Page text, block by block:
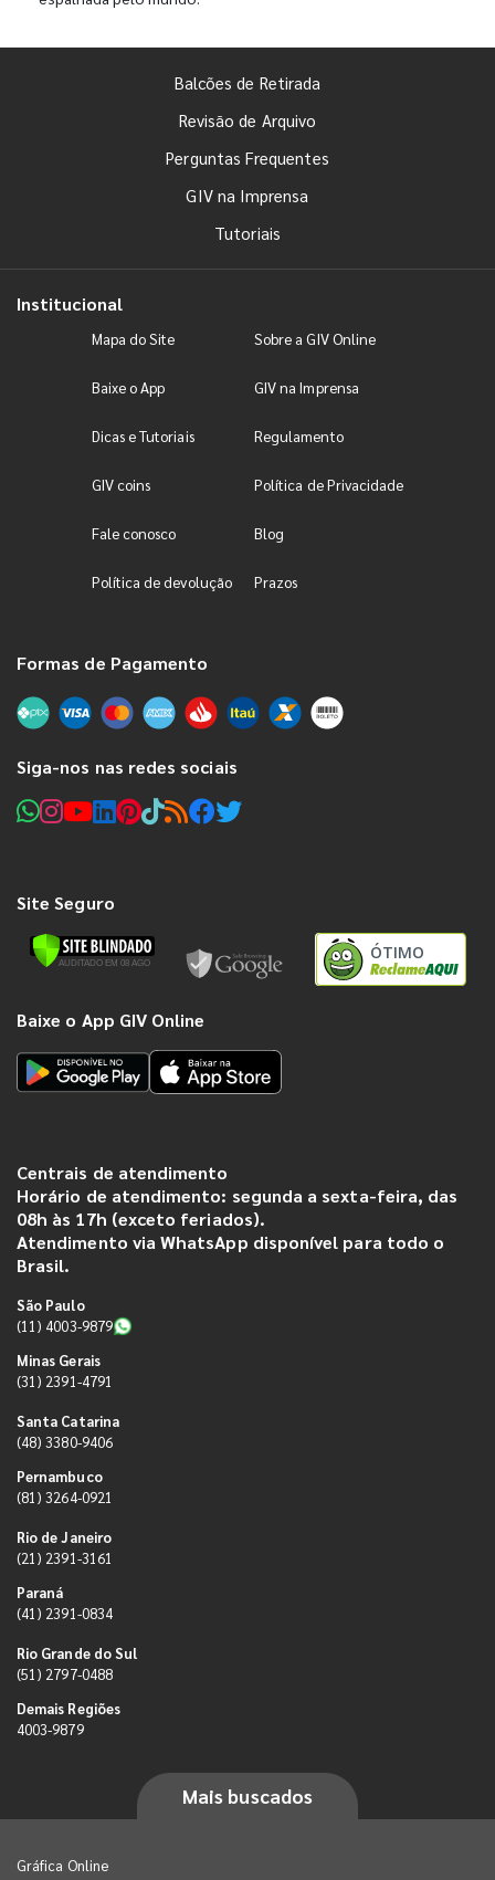
Balcões de Retirada
Revisão de Arquivo
Perguntas Frequentes
GIV na Imprensa
Tutoriais
Institucional
Mapa do Site Sobre a GIV Online
Baixe o App GIV na Imprensa
Dicas e Tutoriais Regulamento
GIV coins Política de Privacidade
Fale conosco Blog
Política de devolução Prazos
Formas de Pagamento
Siga-nos nas redes sociais
Site Seguro
ÓTIMO
Baixe o App GIV Online
Centrais de atendimento
Horário de atendimento: segunda a sexta-feira, das
08h às 17h (exceto feriados).
Atendimento via WhatsApp disponível para todo o
Brasil.
São Paulo
(11) 4003-9879
Minas Gerais
(31) 2391-4791
Santa Catarina
(48) 3380-9406
Pernambuco
(81) 3264-0921
Rio de Janeiro
(21) 2391-3161
Paraná
(41) 2391-0834
Rio Grande do Sul
(51) 2797-0488
Demais Regiões
4003-9879
Mais buscados
Gráfica Online